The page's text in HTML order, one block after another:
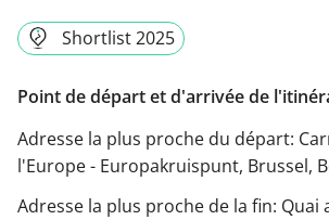
Shortlist 2025
Point de départ et d'arrivée de
Adresse la plus proche du départ:
l'Europe - Europakruispunt, Brussel,
Adresse la plus proche de la fin: Quai